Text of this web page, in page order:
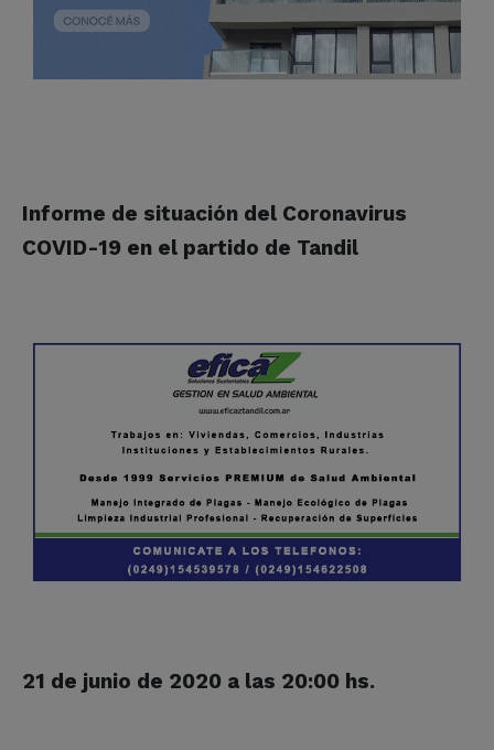
Informe de situación del Coronavirus
COVID-19 en el partido de Tandil
21 de junio de 2020 a las 20:00 hs.